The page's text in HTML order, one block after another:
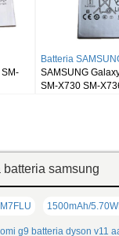
BLACKVIEW
DK111
samsung
1500mAh/
g9 batteria dyson v11